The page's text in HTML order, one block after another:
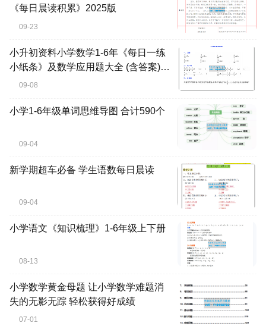
《每日晨读积累》2025版
09-23
小升初资料小学数学1-6年《每日一练
小纸条》及数学应用题大全 (含答案)新
学期内卷搞起
09-08
小学1-6年级单词思维导图 合计590个
09-04
新学期超车必备 学生语数每日晨读
09-04
小学语文《知识梳理》1-6年级上下册
08-13
小学数学黄金母题 让小学数学难题消
失的无影无踪 轻松获得好成绩
07-01